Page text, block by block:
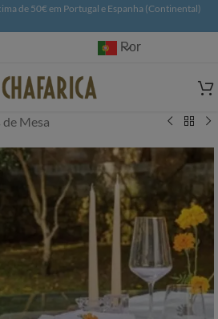
de 50€ em Portugal e Espanha (Continental)
Português
Mesa